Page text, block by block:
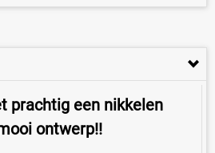
prachtig een nikkelen
ontwerp!!